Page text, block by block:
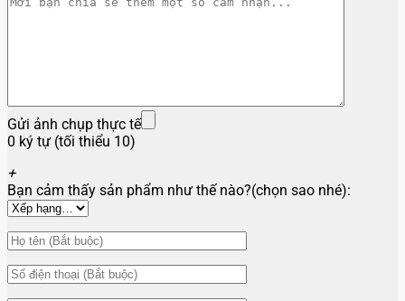
Gửi ảnh chụp thực tế
0 ký tự (tối thiểu 10)
+
Bạn cảm thấy sản phẩm như thế nào?(chọn sao nhé):